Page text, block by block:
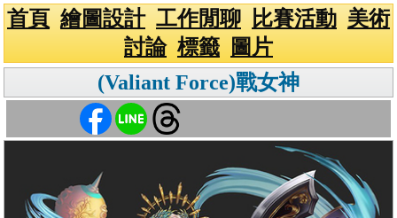
首頁 繪圖設計 工作閒聊 比賽活動 美術
討論 標籤
圖片
(Valiant Force)戰女神